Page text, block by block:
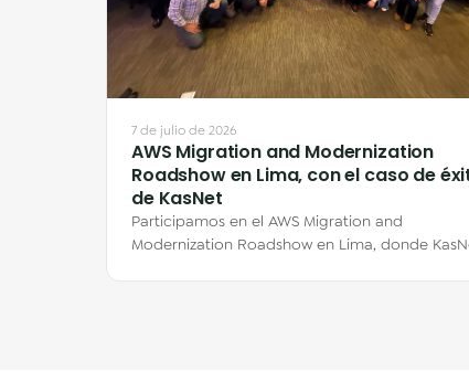
7 de julio de 2026
AWS Migration and Modernization
Roadshow en Lima, con el caso de
de KasNet
Participamos en el AWS Migration and
Modernization Roadshow en Lima, donde